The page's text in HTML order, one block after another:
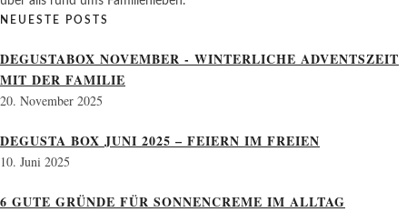
NEUESTE POSTS
DEGUSTABOX NOVEMBER - WINTERLICHE ADVENTSZEIT
MIT DER FAMILIE
20. November 2025
DEGUSTA BOX JUNI 2025 – FEIERN IM FREIEN
10. Juni 2025
6 GUTE GRÜNDE FÜR SONNENCREME IM ALLTAG